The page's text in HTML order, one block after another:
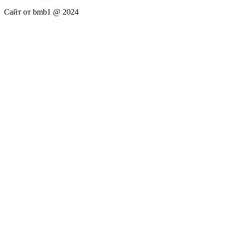
Сайт от bmb1 @ 2024